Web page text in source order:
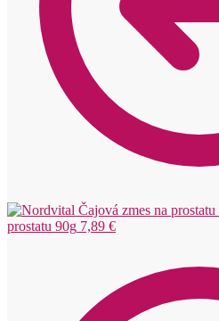
prostatu 90g 7,89 €